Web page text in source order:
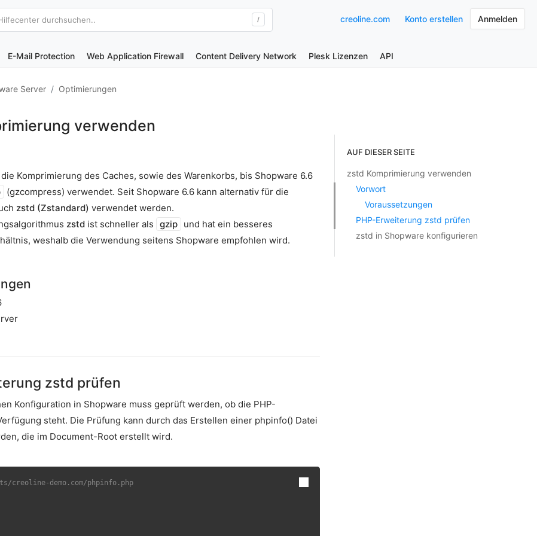
durchsuchen.. / creoline.com Konto erstellen Anmelden
E-Mail Protection Web Application Firewall Content Delivery Network Plesk Lizenzen API
Server Optimierungen
verwenden
Komprimierung des Caches, sowie des Warenkorbs, bis Shopware 6.6
(gzcompress) verwendet. Seit Shopware 6.6 kann alternativ für die
zstd (Zstandard) verwendet werden.
zstd ist schneller als gzip und hat ein besseres
weshalb die Verwendung seitens Shopware empfohlen wird.
zstd prüfen
Konfiguration in Shopware muss geprüft werden, ob die PHP-
steht. Die Prüfung kann durch das Erstellen einer phpinfo() Datei
die im Document-Root erstellt wird.
creoline-demo.com/phpinfo.php
AUF DIESER SEITE
zstd Komprimierung verwenden
Vorwort
Voraussetzungen
PHP-Erweiterung zstd prüfen
zstd in Shopware konfigurieren